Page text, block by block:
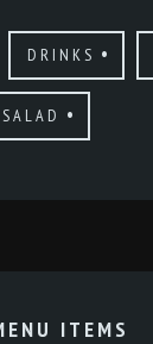
DRINKS
SALAD
ITEMS